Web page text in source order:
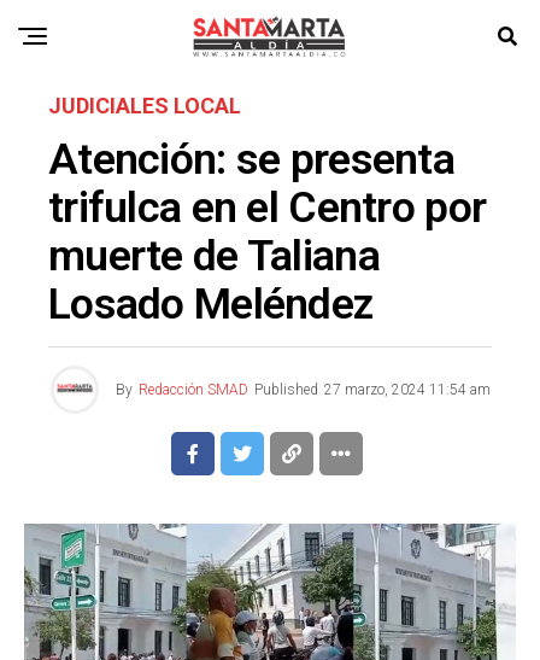
JUDICIALES LOCAL
Atención: se presenta
trifulca en el Centro por
muerte de Taliana
Losado Meléndez
By Redacción SMAD Published 27 marzo, 2024 11:54 am